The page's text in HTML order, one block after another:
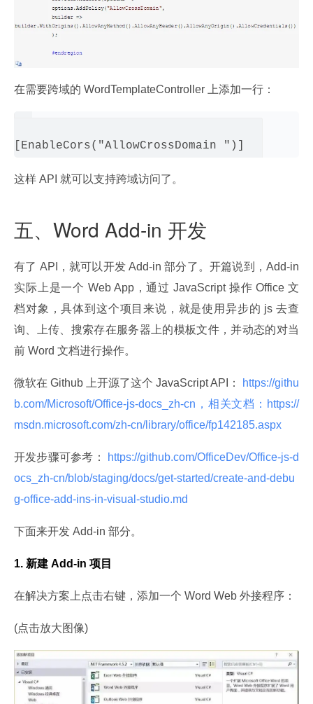
在需要跨域的 WordTemplateController 上添加一行：
这样 API 就可以支持跨域访问了。
五、Word Add-in 开发
有了 API，就可以开发 Add-in 部分了。开篇说到，Add-in
实际上是一个 Web App，通过 JavaScript 操作 Office 文
档对象，具体到这个项目来说，就是使用异步的 js 去查
询、上传、搜索存在服务器上的模板文件，并动态的对当
前 Word 文档进行操作。
微软在 Github 上开源了这个 JavaScript API：
https://githu
b.com/Microsoft/Office-js-docs_zh-cn，相关文档：https://
msdn.microsoft.com/zh-cn/library/office/fp142185.aspx
开发步骤可参考：
https://github.com/OfficeDev/Office-js-d
ocs_zh-cn/blob/staging/docs/get-started/create-and-debu
g-office-add-ins-in-visual-studio.md
下面来开发 Add-in 部分。
1. 新建 Add-in 项目
在解决方案上点击右键，添加一个 Word Web 外接程序：
(点击放大图像)